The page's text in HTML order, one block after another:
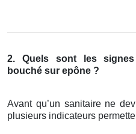
2. Quels sont les signes
bouché sur epône ?
Avant qu’un sanitaire ne
plusieurs indicateurs